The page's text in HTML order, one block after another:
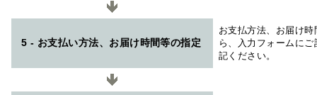
5 - お支払い方法、お届け時間等の指定
お支払方法、お届け
ら、入力フォームに
記ください。